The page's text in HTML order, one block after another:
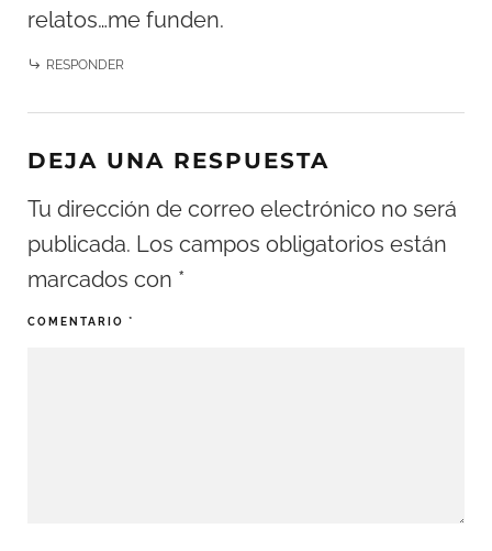
relatos…me funden.
RESPONDER
DEJA UNA RESPUESTA
Tu dirección de correo electrónico no será
publicada. Los campos obligatorios están
marcados con *
COMENTARIO *